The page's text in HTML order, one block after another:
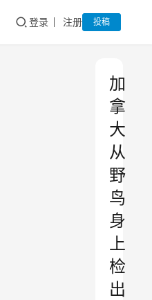
登录 注册 投稿
加
拿
大
从
野
鸟
身
上
检
出